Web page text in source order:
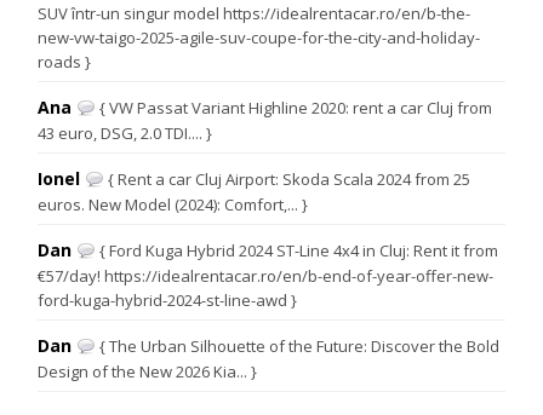
SUV într-un singur model https://idealrentacar.ro/en/b-the-
new-vw-taigo-2025-agile-suv-coupe-for-the-city-and-holiday-
roads }
Ana
{ VW Passat Variant Highline 2020: rent a car Cluj from
43 euro, DSG, 2.0 TDI.... }
Ionel
{ Rent a car Cluj Airport: Skoda Scala 2024 from 25
euros. New Model (2024): Comfort,... }
Dan
{ Ford Kuga Hybrid 2024 ST-Line 4x4 in Cluj: Rent it from
€57/day! https://idealrentacar.ro/en/b-end-of-year-offer-new-
ford-kuga-hybrid-2024-st-line-awd }
Dan
{ The Urban Silhouette of the Future: Discover the Bold
Design of the New 2026 Kia... }